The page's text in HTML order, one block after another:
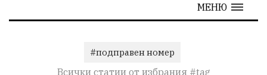
МЕНЮ
#подправен номер
Всички статии от избрания #tag